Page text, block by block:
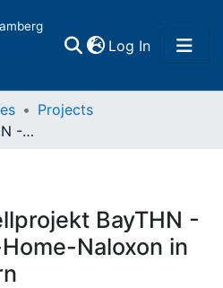
Log In(current)
Projects
Modellprojekt BayTHN - Take-Home-Naloxon in Bayern
BayTHN -
Naloxon in